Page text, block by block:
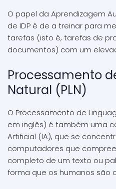
O papel da Aprendizagem
de IDP é de a treinar para
tarefas (isto é, tarefas de
documentos) com um
Processamento
Natural (PLN)
O Processamento de
em inglês) é também uma
Artificial (IA), que se
computadores que
completo de um texto ou
forma que os humanos são